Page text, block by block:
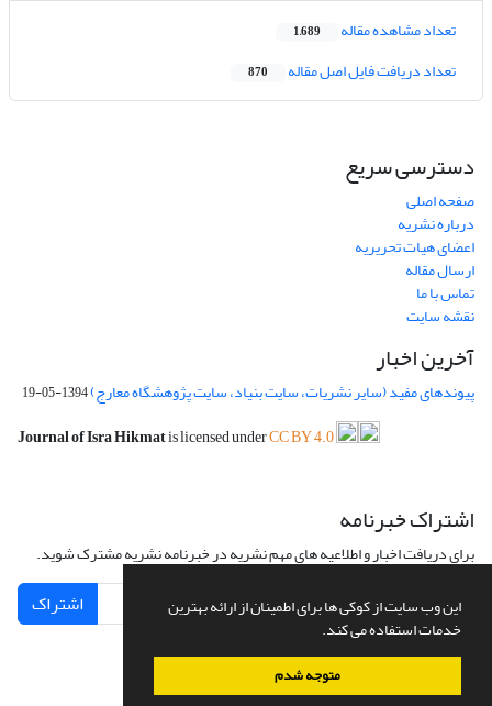
این وب سایت از کوکی ها برای اطمینان از ارائه بهترین
خدمات استفاده می کند.
متوجه شدم
تعداد مشاهده مقاله 1,689
تعداد دریافت فایل اصل مقاله 870
دسترسی سریع
صفحه اصلی
درباره نشریه
اعضای هیات تحریریه
ارسال مقاله
تماس با ما
نقشه سایت
آخرین اخبار
پیوندهای مفید (سایر نشریات، سایت بنیاد، سایت پژوهشگاه معارج)1394-05-19
Journal of Isra Hikmatis licensed underCC BY 4.0
اشتراک خبرنامه
برای دریافت اخبار و اطلاعیه های مهم نشریه در خبرنامه نشریه مشترک شوید.
اشتراک
سامانه مدیریت نشریات علمی.طراحی و پیاده سازی ازسیناوب